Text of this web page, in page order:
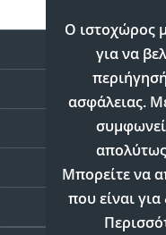
Ο ιστοχώρος
για να
ασφάλειας.
Μπορείτε να
που είναι